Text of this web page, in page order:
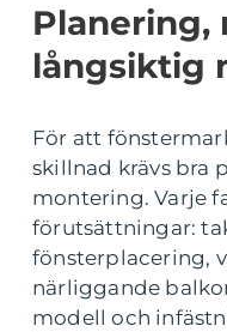
Planering,
långsiktig
För att
skillnad krävs bra
montering. Varje
förutsättningar:
fönsterplacering,
närliggande
modell och